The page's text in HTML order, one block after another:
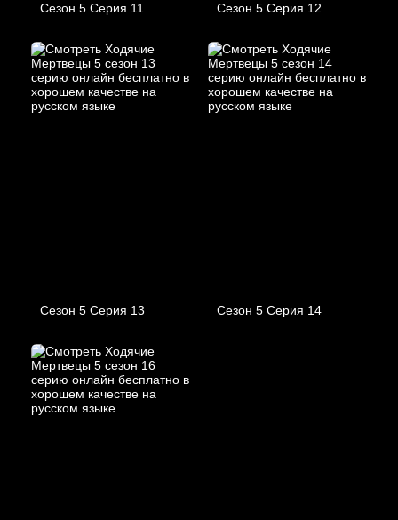
Сезон 5 Серия 11 Сезон 5 Серия 12
Сезон 5 Серия 13 Сезон 5 Серия 14